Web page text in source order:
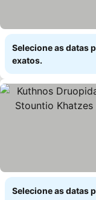
Selecione as datas
exatos.
Selecione as datas